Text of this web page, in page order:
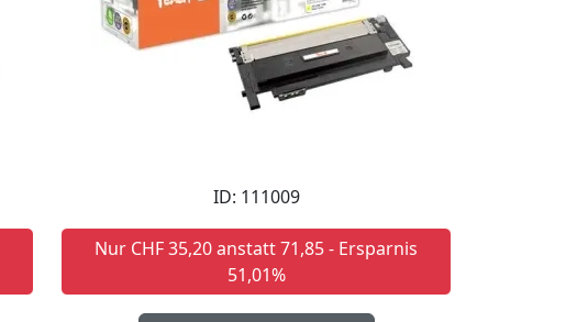
ID: 111009
Nur CHF 35,20 anstatt 71,85 - Ersparnis
51,01%